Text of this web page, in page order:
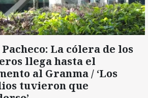
La cólera de los
llega hasta el
al Granma / ‘Los
tuvieron que